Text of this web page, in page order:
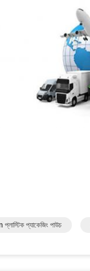
প্যাকেজিং পাউচ